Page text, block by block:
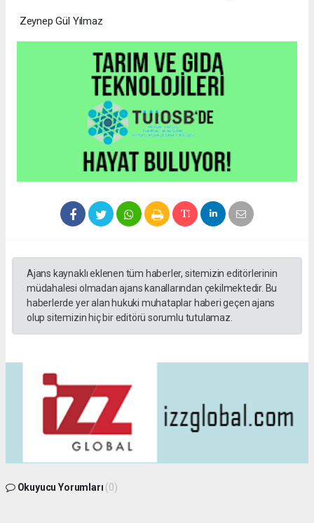
Zeynep Gül Yılmaz
Ajans kaynaklı eklenen tüm haberler, sitemizin editörlerinin
müdahalesi olmadan ajans kanallarından çekilmektedir. Bu
haberlerde yer alan hukuki muhataplar haberi geçen ajans
olup sitemizin hiç bir editörü sorumlu tutulamaz.
Okuyucu Yorumları (0)